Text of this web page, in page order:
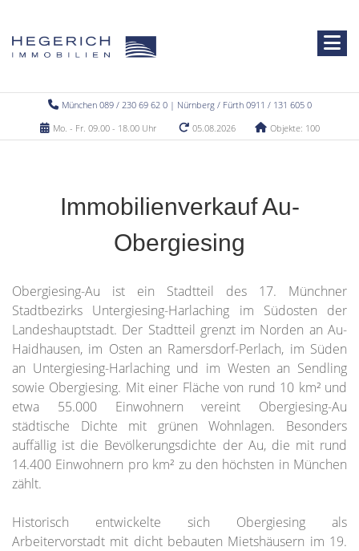
München 089 / 230 69 62 0 | Nürnberg / Fürth 0911 / 131 605 0
Mo. - Fr. 09.00 - 18.00 Uhr
05.08.2026 Objekte: 100
Immobilienverkauf Au-
Obergiesing
Obergiesing-Au ist ein Stadtteil des 17. Münchner
Stadtbezirks Untergiesing-Harlaching im Südosten der
Landeshauptstadt. Der Stadtteil grenzt im Norden an Au-
Haidhausen, im Osten an Ramersdorf-Perlach, im Süden
an Untergiesing-Harlaching und im Westen an Sendling
sowie Obergiesing. Mit einer Fläche von rund 10 km² und
etwa 55.000 Einwohnern vereint Obergiesing-Au
städtische Dichte mit grünen Wohnlagen. Besonders
auffällig ist die Bevölkerungsdichte der Au, die mit rund
14.400 Einwohnern pro km² zu den höchsten in München
zählt.
Historisch entwickelte sich Obergiesing als
Arbeitervorstadt mit dicht bebauten Mietshäusern im 19.